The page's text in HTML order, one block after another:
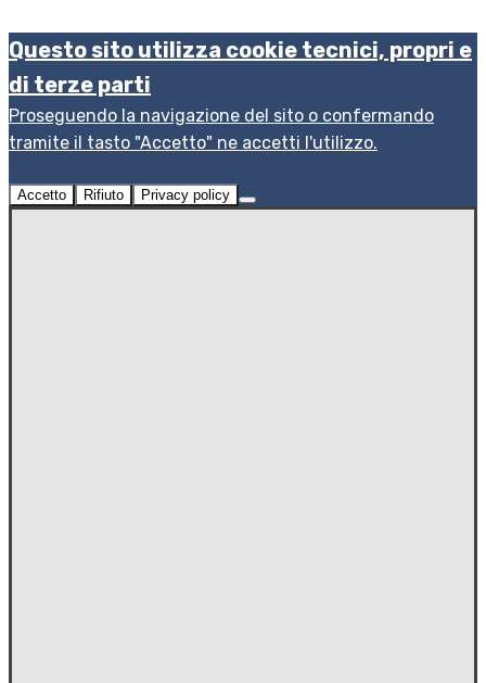
Questo sito utilizza cookie tecnici, propri e
di terze parti
Proseguendo la navigazione del sito o confermando
tramite il tasto "Accetto" ne accetti l'utilizzo.
Accetto Rifiuto Privacy policy